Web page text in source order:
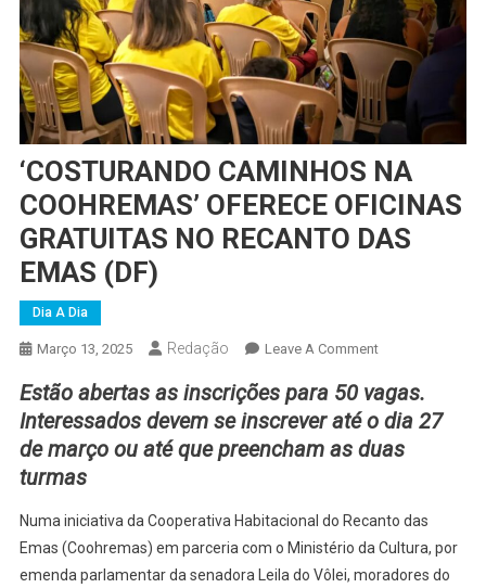
‘COSTURANDO CAMINHOS NA
COOHREMAS’ OFERECE OFICINAS
GRATUITAS NO RECANTO DAS
EMAS (DF)
Dia A Dia
Março 13, 2025 Redação Leave A CommentOn
CAMINHOS
NA
COOHREMAS’
GRATUITAS
NO
RECANTO
Estão abertas as inscrições para 50 vagas.
Interessados devem se inscrever até o dia 27
de março ou até que preencham as duas
turmas
Numa iniciativa da Cooperativa Habitacional do Recanto das
Emas (Coohremas) em parceria com o Ministério da Cultura, por
emenda parlamentar da senadora Leila do Vôlei, moradores do